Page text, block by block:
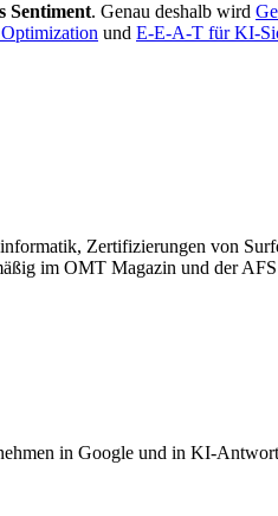
Sentiment. Genau deshalb wird
und E-E-A-T für KI-
Zertifizierungen von
im OMT Magazin und der
in Google und in KI-